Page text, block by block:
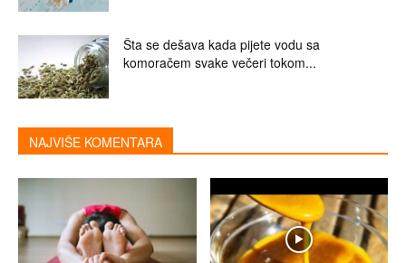
Šta se dešava kada pijete vodu sa
komoračem svake večeri tokom...
NAJVIŠE KOMENTARA